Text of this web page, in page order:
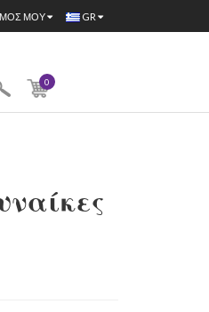
GR
ΜΟΥ
0